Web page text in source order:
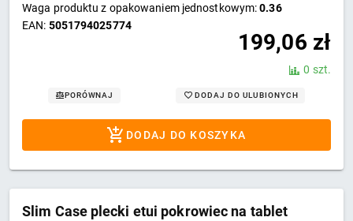
Waga produktu z opakowaniem jednostkowym:0.36
EAN: 5051794025774
199,06 zł
0 szt.
PORÓWNAJ DODAJ DO ULUBIONYCH
DODAJ DO KOSZYKA
Slim Case plecki etui pokrowiec na tablet